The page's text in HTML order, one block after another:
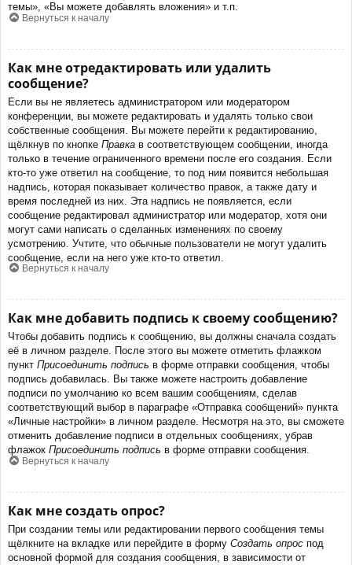
темы», «Вы можете добавлять вложения» и т.п.
Вернуться к началу
Как мне отредактировать или удалить
сообщение?
Если вы не являетесь администратором или модератором
конференции, вы можете редактировать и удалять только свои
собственные сообщения. Вы можете перейти к редактированию,
щёлкнув по кнопке Правка в соответствующем сообщении, иногда
только в течение ограниченного времени после его создания. Если
кто-то уже ответил на сообщение, то под ним появится небольшая
надпись, которая показывает количество правок, а также дату и
время последней из них. Эта надпись не появляется, если
сообщение редактировал администратор или модератор, хотя они
могут сами написать о сделанных изменениях по своему
усмотрению. Учтите, что обычные пользователи не могут удалить
сообщение, если на него уже кто-то ответил.
Вернуться к началу
Как мне добавить подпись к своему сообщению?
Чтобы добавить подпись к сообщению, вы должны сначала создать
её в личном разделе. После этого вы можете отметить флажком
пункт Присоединить подпись в форме отправки сообщения, чтобы
подпись добавилась. Вы также можете настроить добавление
подписи по умолчанию ко всем вашим сообщениям, сделав
соответствующий выбор в параграфе «Отправка сообщений» пункта
«Личные настройки» в личном разделе. Несмотря на это, вы сможете
отменить добавление подписи в отдельных сообщениях, убрав
флажок Присоединить подпись в форме отправки сообщения.
Вернуться к началу
Как мне создать опрос?
При создании темы или редактировании первого сообщения темы
щёлкните на вкладке или перейдите в форму Создать опрос под
основной формой для создания сообщения, в зависимости от